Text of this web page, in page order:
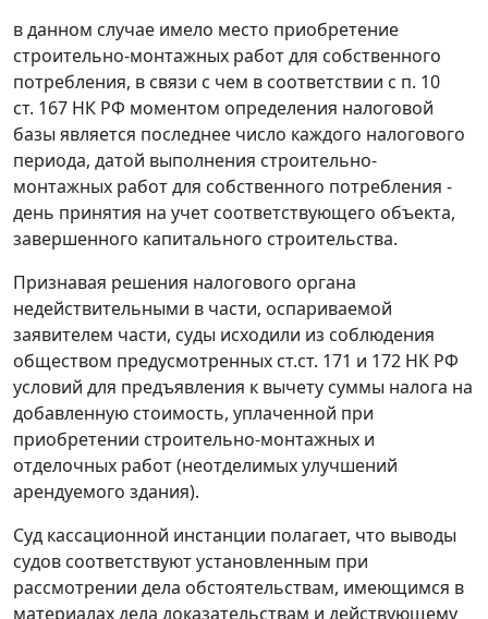
в данном случае имело место приобретение
строительно-монтажных работ для собственного
потребления, в связи с чем в соответствии с п. 10
ст. 167 НК РФ моментом определения налоговой
базы является последнее число каждого налогового
периода, датой выполнения строительно-
монтажных работ для собственного потребления -
день принятия на учет соответствующего объекта,
завершенного капитального строительства.
Признавая решения налогового органа
недействительными в части, оспариваемой
заявителем части, суды исходили из соблюдения
обществом предусмотренных ст.ст. 171 и 172 НК РФ
условий для предъявления к вычету суммы налога на
добавленную стоимость, уплаченной при
приобретении строительно-монтажных и
отделочных работ (неотделимых улучшений
арендуемого здания).
Суд кассационной инстанции полагает, что выводы
судов соответствуют установленным при
рассмотрении дела обстоятельствам, имеющимся в
материалах дела доказательствам и действующему